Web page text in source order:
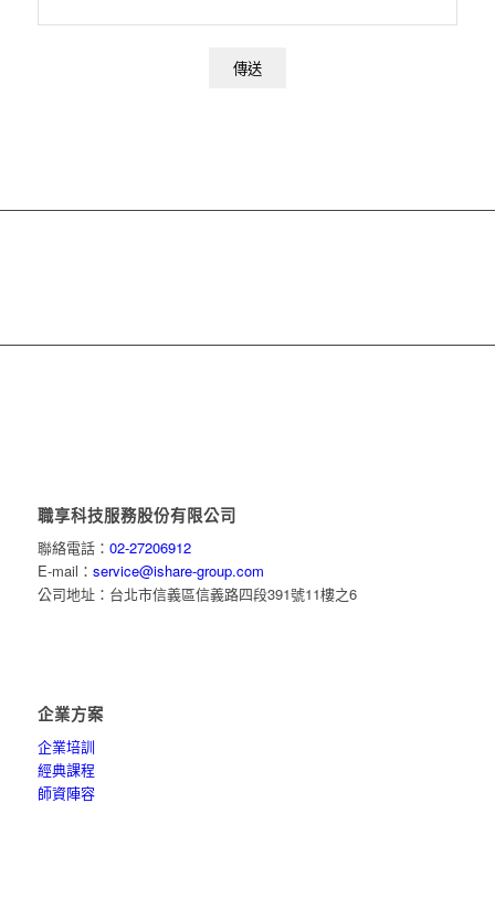
職享科技服務股份有限公司
聯絡電話： 02-27206912
E-mail： service@ishare-group.com
公司地址：台北市信義區信義路四段391號11樓之6
企業方案
企業培訓
經典課程
師資陣容